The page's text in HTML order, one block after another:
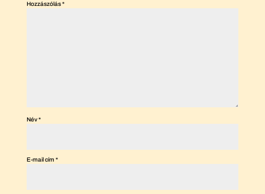
Hozzászólás*
Név*
E-mail cím *